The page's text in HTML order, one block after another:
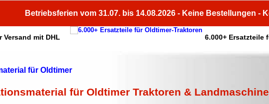
Betriebsferien vom 31.07. bis 14.08.2026 - Keine Bestellungen -
Versand mit DHL 6.000+ Ersatzteile
für Oldtimer Traktoren &